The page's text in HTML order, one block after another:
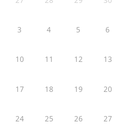
3 4 5 6
10 11 12 13
17 18 19 20
24 25 26 27